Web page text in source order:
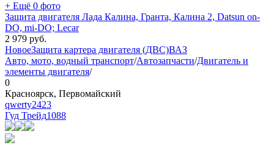
+ Ещё 0 фото
Защита двигателя Лада Калина, Гранта, Калина 2, Datsun on-
DO, mi-DO; Lecar
2 979 руб.
НовоеЗащита картера двигателя (ДВС)ВАЗ
Авто, мото, водный транспорт/Автозапчасти/Двигатель и
элементы двигателя/
0
Красноярск, Первомайский
qwerty2423
Гуд Трейд1088